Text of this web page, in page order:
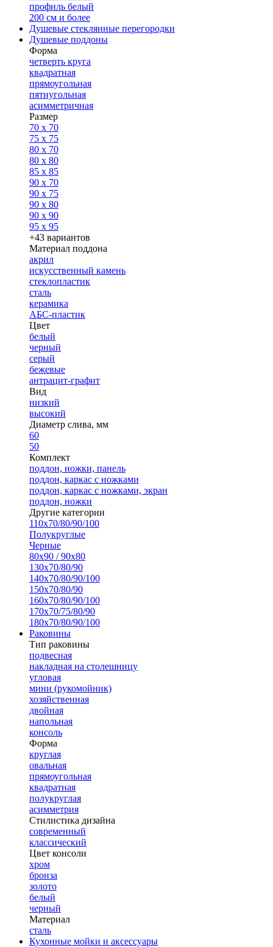
профиль белый
200 см и более
Душевые стеклянные перегородки
Душевые поддоны
Форма
четверть круга
квадратная
прямоугольная
пятиугольная
асимметричная
Размер
70 x 70
75 x 75
80 x 70
80 x 80
85 x 85
90 x 70
90 x 75
90 x 80
90 x 90
95 x 95
+43 вариантов
Материал поддона
акрил
искусственный камень
стеклопластик
сталь
керамика
АБС-пластик
Цвет
белый
черный
серый
бежевые
антрацит-графит
Вид
низкий
высокий
Диаметр слива, мм
60
50
Комплект
поддон, ножки, панель
поддон, каркас с ножками
поддон, каркас с ножками, экран
поддон, ножки
Другие категории
110х70/80/90/100
Полукруглые
Черные
80х90 / 90х80
130х70/80/90
140х70/80/90/100
150х70/80/90
160х70/80/90/100
170х70/75/80/90
180х70/80/90/100
Раковины
Тип раковины
подвесная
накладная на столешницу
угловая
мини (рукомойник)
хозяйственная
двойная
напольная
консоль
Форма
круглая
овальная
прямоугольная
квадратная
полукруглая
асимметрия
Стилистика дизайна
современный
классический
Цвет консоли
хром
бронза
золото
белый
черный
Материал
сталь
Кухонные мойки и аксессуары